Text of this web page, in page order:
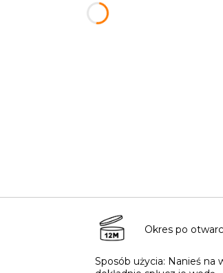
Okres po
Sposób użycia: Nanieś na